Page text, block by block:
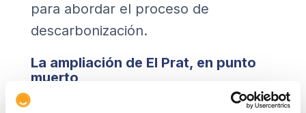
para abordar el proceso de
descarbonización.
La ampliación de El Prat, en punto
muerto
Sin duda el proyecto de